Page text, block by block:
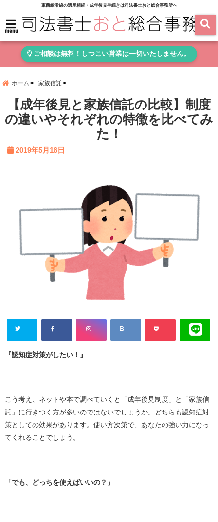
東西線沿線の遺産相続・成年後見手続きは司法書士おと総合事務所へ
menu
ご相談は無料！しつこい営業は一切いたしません。
ホーム 家族信託
【成年後見と家族信託の比較】制度
の違いやそれぞれの特徴を比べてみ
た！
2019年5月16日
『認知症対策がしたい！』
こう考え、ネットや本で調べていくと「成年後見制度」と「家族信
託」に行きつく方が多いのではないでしょうか。どちらも認知症対
策としての効果があります。使い方次第で、あなたの強い力になっ
てくれることでしょう。
「でも、どっちを使えばいいの？」